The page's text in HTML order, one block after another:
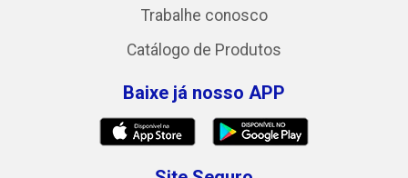
Trabalhe conosco
Catálogo de Produtos
Baixe já nosso APP